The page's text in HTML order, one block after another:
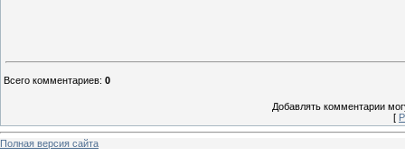
Всего комментариев: 0
Добавлять комментарии
[
Полная версия сайта